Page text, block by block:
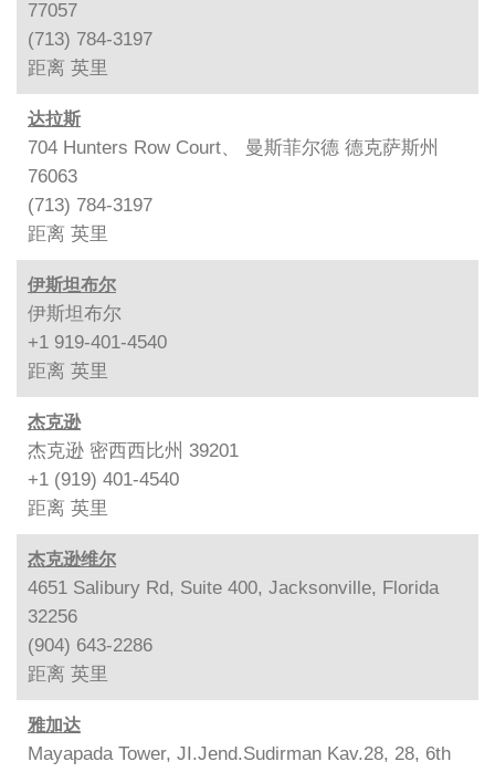
77057
(713) 784-3197
距离 英里
达拉斯
704 Hunters Row Court、 曼斯菲尔德 德克萨斯州
76063
(713) 784-3197
距离 英里
伊斯坦布尔
伊斯坦布尔
+1 919-401-4540
距离 英里
杰克逊
杰克逊 密西西比州 39201
+1 (919) 401-4540
距离 英里
杰克逊维尔
4651 Salibury Rd, Suite 400, Jacksonville, Florida
32256
(904) 643-2286
距离 英里
雅加达
Mayapada Tower, JI.Jend.Sudirman Kav.28, 28, 6th